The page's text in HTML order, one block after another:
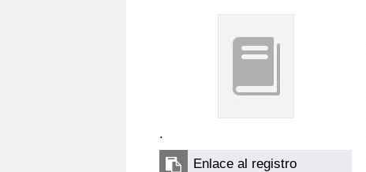
.
Enlace al registro